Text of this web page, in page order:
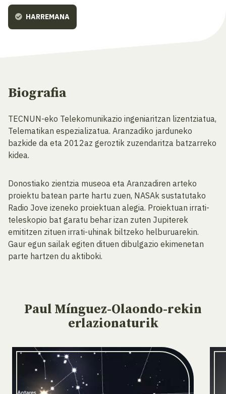
HARREMANA
Biografia
TECNUN-eko Telekomunikazio ingeniaritzan lizentziatua,
Telematikan espezializatua. Aranzadiko jarduneko
bazkide da eta 2012az geroztik zuzendaritza batzarreko
kidea.
Donostiako zientzia museoa eta Aranzadiren arteko
proiektu batean parte hartu zuen, NASAk sustatutako
Radio Jove izeneko proiektuan alegia. Proiektuan irrati-
teleskopio bat garatu behar izan zuten Jupiterek
emititzen zituen irrati-uhinak biltzeko helburuarekin.
Gaur egun sailak egiten dituen dibulgazio ekimenetan
parte hartzen du aktiboki.
Paul Mínguez-Olaondo-rekin
erlazionaturik